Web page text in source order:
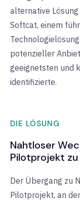
alternative
Softcat, einem
potenzieller
geeignetsten und
identifizierte.
DIE LÖSUNG
Nahtloser
Pilotprojekt
Der Übergang zu
Pilotprojekt, an